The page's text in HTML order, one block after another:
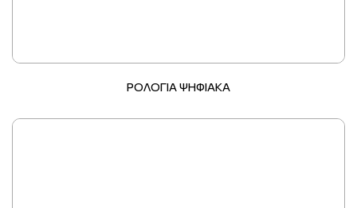
ΡΟΛΟΓΙΑ ΨΗΦΙΑΚΑ